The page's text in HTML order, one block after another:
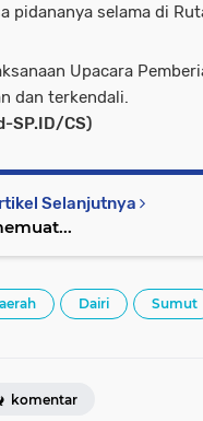
pidananya selama di
Upacara
dan terkendali.
SP.ID/CS)
Selanjutnya
Dairi Sumut
komentar